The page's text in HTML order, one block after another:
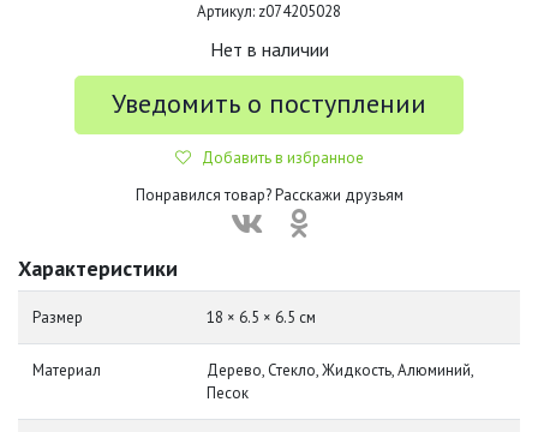
Артикул: z074205028
Нет в наличии
Уведомить о поступлении
Добавить в избранное
Понравился товар? Расскажи друзьям
Характеристики
Размер 18 × 6.5 × 6.5 см
Материал
Дерево, Стекло, Жидкость, Алюминий,
Песок